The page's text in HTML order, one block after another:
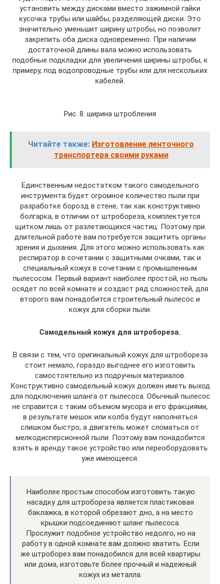
установить между дисками вместо зажимной гайки
кусочка трубы или шайбы, разделяющей диски. Это
значительно уменьшит ширину штробы, но позволит
закрепить оба диска одновременно. При наличии
достаточной длины вала можно использовать
подобные подкладки для увеличения ширины штробы, к
примеру, под водопроводные трубы или для нескольких
кабелей.
Рис. 8. ширина штробления
Читайте также: Изготовление ленточного
транспортера своими руками
Единственным недостатком такого самодельного
инструмента будет огромное количество пыли при
разработке борозд в стене, так как конструктивно
болгарка, в отличии от штробореза, комплектуется
щитком лишь от разлетающихся частиц. Поэтому при
длительной работе вам потребуется защитить органы
зрения и дыхания. Для этого можно использовать как
респиратор в сочетании с защитными очками, так и
специальный кожух в сочетании с промышленным
пылесосом. Первый вариант наиболее простой, но пыль
осядет по всей комнате и создаст ряд сложностей, для
второго вам понадобится строительный пылесос и
кожух для сборки пыли.
Самодельный кожух для штробореза.
В связи с тем, что оригинальный кожух для штробореза
стоит немало, гораздо выгоднее его изготовить
самостоятельно из подручных материалов.
Конструктивно самодельный кожух должен иметь выход
для подключения шланга от пылесоса. Обычный пылесос
не справится с таким объемом мусора и его фракциями,
в результате мешок или колба будут наполняться
слишком быстро, а двигатель может сломаться от
мелкодисперсионной пыли. Поэтому вам понадобится
взять в аренду такое устройство или переоборудовать
уже имеющееся.
Наиболее простым способом изготовить такую
насадку для штробореза является пластиковая
баклажка, в которой обрезают дно, а на место
крышки подсоединяют шланг пылесоса.
Прослужит подобное устройство недолго, но на
работу в одной комнате вам должно хватить. Если
же штроборез вам понадобился для всей квартиры
или дома, изготовьте более прочный и надежный
кожух из металла.